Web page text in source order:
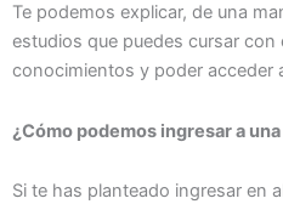
Te podemos explicar, de una
estudios que puedes cursar con
conocimientos y poder acceder
¿Cómo podemos ingresar a
Si te has planteado ingresar en